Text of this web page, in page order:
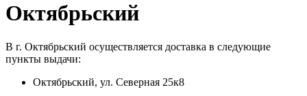
Октябрьский
В г. Октябрьский осуществляется доставка в следующие
пункты выдачи:
Октябрьский, ул. Северная 25к8